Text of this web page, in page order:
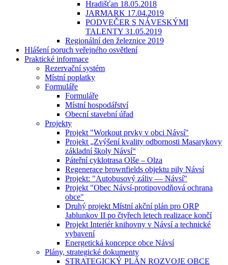
Hradišťan 18.05.2018
JARMARK 17.04.2019
PODVEČER S NÁVESKÝMI
TALENTY 31.05.2019
Regionální den železnice 2019
Hlášení poruch veřejného osvětlení
Praktické informace
Rezervační systém
Místní poplatky
Formuláře
Formuláře
Místní hospodářství
Obecní stavební úřad
Projekty
Projekt "Workout prvky v obci Návsí"
Projekt „Zvýšení kvality odbornosti Masarykovy
základní školy Návsí“
Páteřní cyklotrasa Olše – Olza
Regenerace brownfields objektu pily Návsí
Projekt: "Autobusový záliv — Návsí"
Projekt "Obec Návsí-protipovodňová ochrana
obce"
Druhý projekt Místní akční plán pro ORP
Jablunkov II po čtyřech letech realizace končí
Projekt Interiér knihovny v Návsí a technické
vybavení
Energetická koncepce obce Návsí
Plány, strategické dokumenty
STRATEGICKÝ PLÁN ROZVOJE OBCE